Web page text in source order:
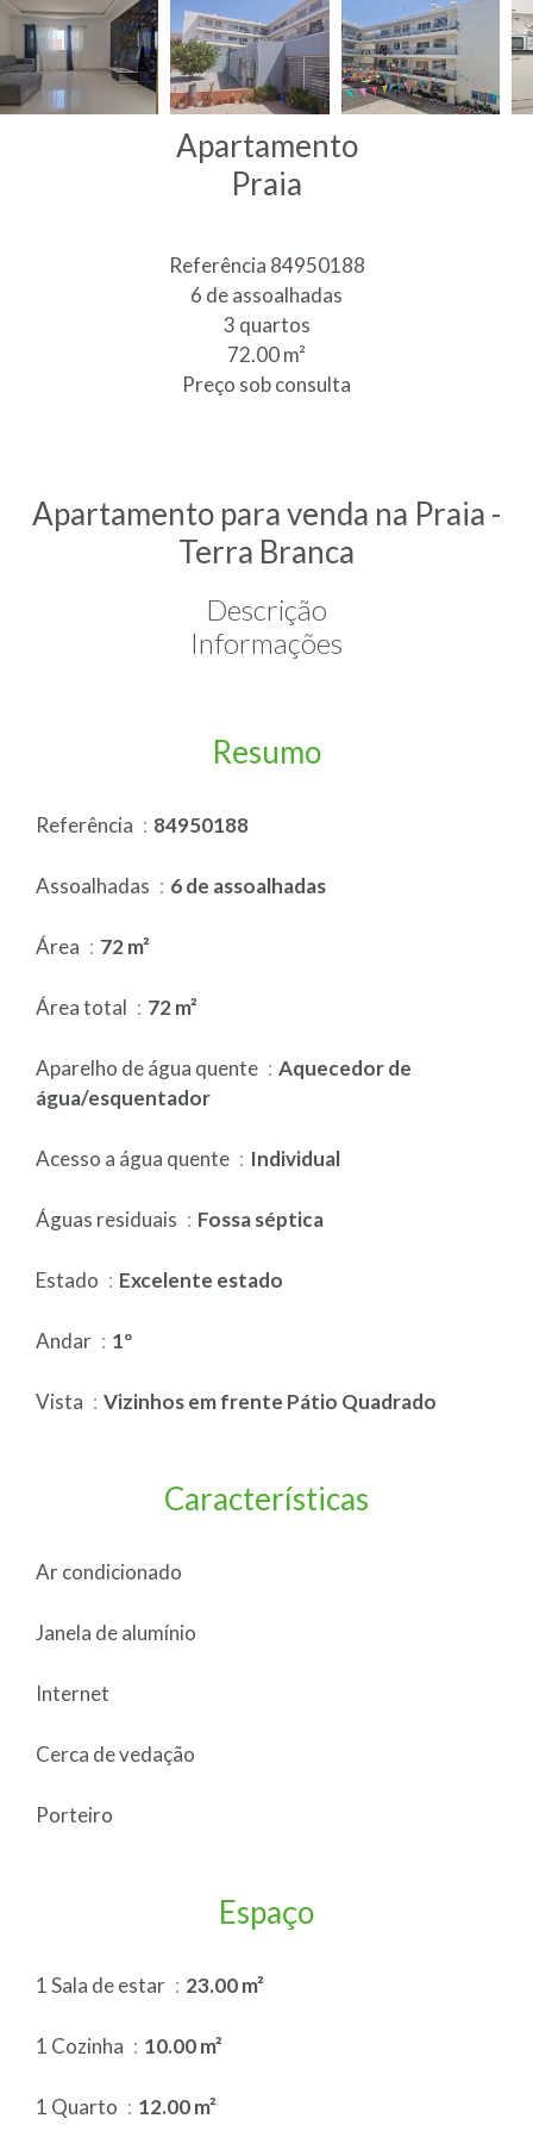
Apartamento
Praia
Referência 84950188
6 de assoalhadas
3 quartos
72.00m²
Preço sob consulta
Apartamento para venda na Praia -
Terra Branca
Descrição
Informações
Resumo
Referência 84950188
Assoalhadas 6 de assoalhadas
Área 72 m²
Área total 72 m²
Aparelho de água quente
Aquecedor de
água/esquentador
Acesso a água quente Individual
Águas residuais Fossa séptica
Estado Excelente estado
Andar 1º
Vista Vizinhos em frente Pátio Quadrado
Características
Ar condicionado
Janela de alumínio
Internet
Cerca de vedação
Porteiro
Espaço
1 Sala de estar 23.00 m²
1 Cozinha 10.00 m²
1 Quarto 12.00 m²